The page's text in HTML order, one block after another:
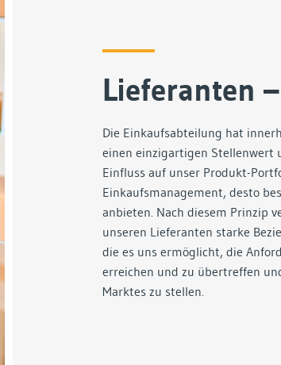
Lieferanten
Die Einkaufsabteilung hat
einen einzigartigen Stellenwert
Einfluss auf unser Produkt-
Einkaufsmanagement, desto
anbieten. Nach diesem Prinzip
unseren Lieferanten starke
die es uns ermöglicht, die
erreichen und zu übertreffen
Marktes zu stellen.